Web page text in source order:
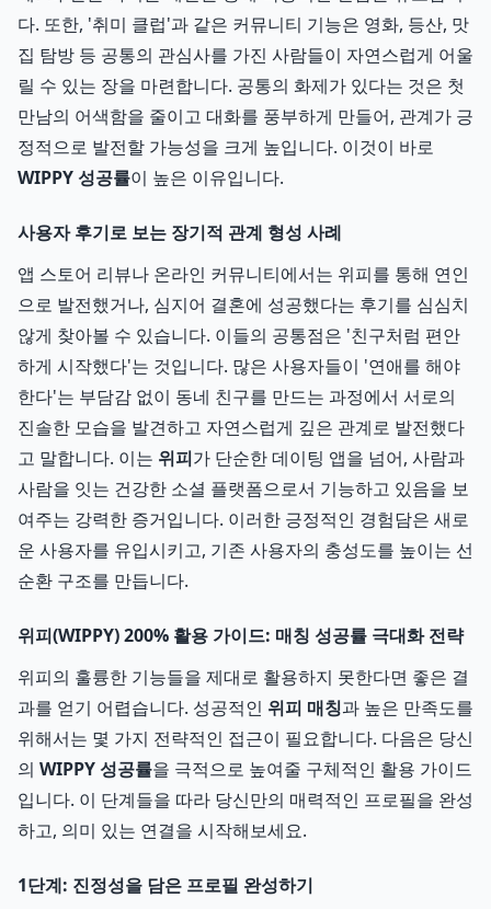
다. 또한, '취미 클럽'과 같은 커뮤니티 기능은 영화, 등산, 맛
집 탐방 등 공통의 관심사를 가진 사람들이 자연스럽게 어울
릴 수 있는 장을 마련합니다. 공통의 화제가 있다는 것은 첫
만남의 어색함을 줄이고 대화를 풍부하게 만들어, 관계가 긍
정적으로 발전할 가능성을 크게 높입니다. 이것이 바로
WIPPY 성공률이 높은 이유입니다.
사용자 후기로 보는 장기적 관계 형성 사례
앱 스토어 리뷰나 온라인 커뮤니티에서는 위피를 통해 연인
으로 발전했거나, 심지어 결혼에 성공했다는 후기를 심심치
않게 찾아볼 수 있습니다. 이들의 공통점은 '친구처럼 편안
하게 시작했다'는 것입니다. 많은 사용자들이 '연애를 해야
한다'는 부담감 없이 동네 친구를 만드는 과정에서 서로의
진솔한 모습을 발견하고 자연스럽게 깊은 관계로 발전했다
고 말합니다. 이는 위피가 단순한 데이팅 앱을 넘어, 사람과
사람을 잇는 건강한 소셜 플랫폼으로서 기능하고 있음을 보
여주는 강력한 증거입니다. 이러한 긍정적인 경험담은 새로
운 사용자를 유입시키고, 기존 사용자의 충성도를 높이는 선
순환 구조를 만듭니다.
위피(WIPPY) 200% 활용 가이드: 매칭 성공률 극대화 전략
위피의 훌륭한 기능들을 제대로 활용하지 못한다면 좋은 결
과를 얻기 어렵습니다. 성공적인 위피 매칭과 높은 만족도를
위해서는 몇 가지 전략적인 접근이 필요합니다. 다음은 당신
의 WIPPY 성공률을 극적으로 높여줄 구체적인 활용 가이드
입니다. 이 단계들을 따라 당신만의 매력적인 프로필을 완성
하고, 의미 있는 연결을 시작해보세요.
1단계: 진정성을 담은 프로필 완성하기